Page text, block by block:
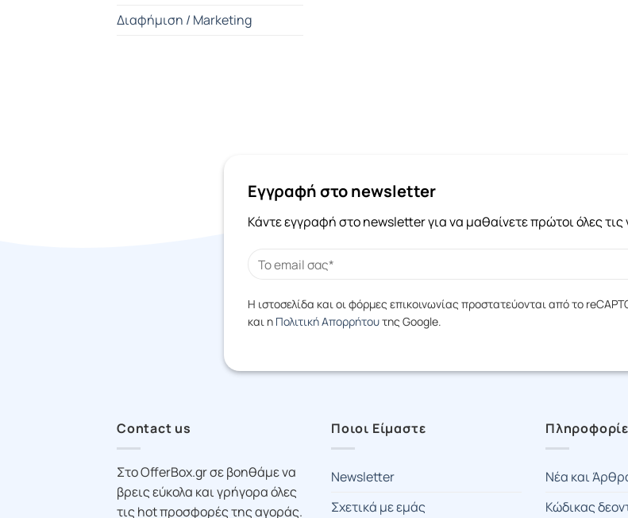
Διαφήμιση / Marketing
Ενέργεια / Φωτοβολταϊκά
Κοσμήματα
Λουλούδια
Οπτικά
Εγγραφή στο newsletter
Κάντε εγγραφή στο newsletter για να μαθαίνετε πρώτοι όλες
Η ιστοσελίδα και οι φόρμες επικοινωνίας προστατεύονται από το
και η Πολιτική Απορρήτουτης Google.
Contact us
Στο OfferBox.gr σε βοηθάμε να
βρεις εύκολα και γρήγορα όλες
τις hot προσφορές της αγοράς.
Ποιοι Είμαστε
Newsletter
Σχετικά με εμάς
Νέα και
Κώδικας